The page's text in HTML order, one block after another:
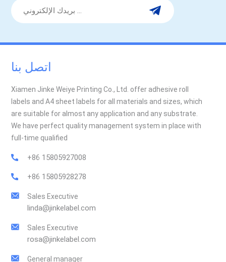
اتصل بنا
Xiamen Jinke Weiye Printing Co., Ltd. offer adhesive roll
labels and A4 sheet labels for all materials and sizes, which
are suitable for almost any application and any substrate.
We have perfect quality management system in place with
full-time qualified
+86 15805927008
+86 15805928278
Sales Executive
linda@jinkelabel.com
Sales Executive
rosa@jinkelabel.com
General manager